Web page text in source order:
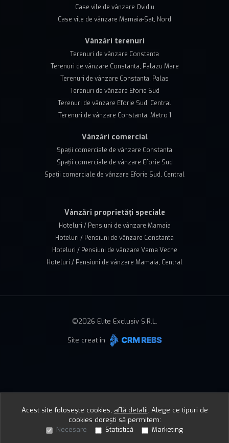
Case vile de vânzare Ovidiu
Case vile de vânzare Mamaia-Sat, Nord
Vânzări terenuri
Terenuri de vânzare Constanta
Terenuri de vânzare Constanta, Palazu Mare
Terenuri de vânzare Constanta, Palas
Terenuri de vânzare Eforie Sud
Terenuri de vânzare Eforie Sud, Central
Terenuri de vânzare Constanta, Metro 1
Vânzări comercial
Spații comerciale de vânzare Constanta
Spații comerciale de vânzare Eforie Sud
Spații comerciale de vânzare Eforie Sud, Central
Vânzări proprietăți speciale
Hoteluri / Pensiuni de vânzare Mamaia
Hoteluri / Pensiuni de vânzare Constanta
Hoteluri / Pensiuni de vânzare Vama Veche
Hoteluri / Pensiuni de vânzare Mamaia, Central
©2026 Elite Exclusiv S.R.L.
Site creat în
Acest site folosește cookies, află detalii. Alege ce tipuri de
cookies dorești să permitem:
Necesare
Statistică Marketing